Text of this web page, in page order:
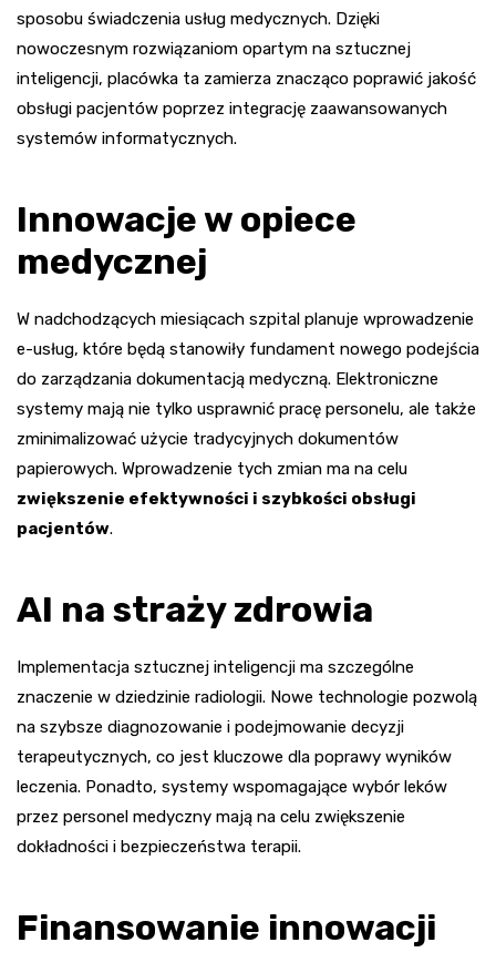
sposobu świadczenia usług medycznych. Dzięki
nowoczesnym rozwiązaniom opartym na sztucznej
inteligencji, placówka ta zamierza znacząco poprawić jakość
obsługi pacjentów poprzez integrację zaawansowanych
systemów informatycznych.
Innowacje w opiece
medycznej
W nadchodzących miesiącach szpital planuje wprowadzenie
e-usług, które będą stanowiły fundament nowego podejścia
do zarządzania dokumentacją medyczną. Elektroniczne
systemy mają nie tylko usprawnić pracę personelu, ale także
zminimalizować użycie tradycyjnych dokumentów
papierowych. Wprowadzenie tych zmian ma na celu
zwiększenie efektywności i szybkości obsługi
pacjentów.
AI na straży zdrowia
Implementacja sztucznej inteligencji ma szczególne
znaczenie w dziedzinie radiologii. Nowe technologie pozwolą
na szybsze diagnozowanie i podejmowanie decyzji
terapeutycznych, co jest kluczowe dla poprawy wyników
leczenia. Ponadto, systemy wspomagające wybór leków
przez personel medyczny mają na celu zwiększenie
dokładności i bezpieczeństwa terapii.
Finansowanie innowacji